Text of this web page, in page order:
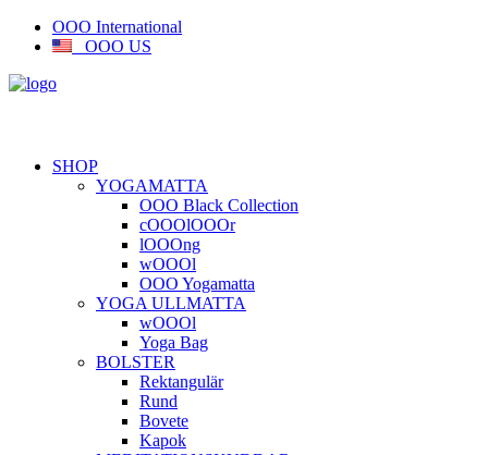
OOO International
OOO US
SHOP
YOGAMATTA
OOO Black Collection
cOOOlOOOr
lOOOng
wOOOl
OOO Yogamatta
YOGA ULLMATTA
wOOOl
Yoga Bag
BOLSTER
Rektangulär
Rund
Bovete
Kapok